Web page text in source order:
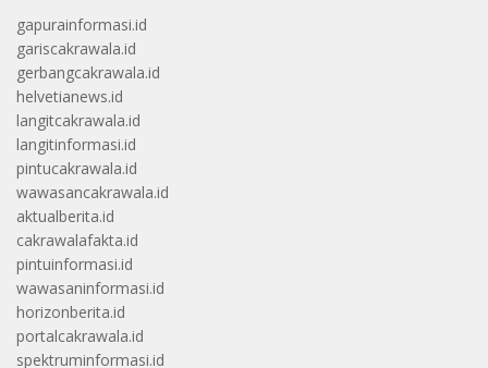
gapurainformasi.id
gariscakrawala.id
gerbangcakrawala.id
helvetianews.id
langitcakrawala.id
langitinformasi.id
pintucakrawala.id
wawasancakrawala.id
aktualberita.id
cakrawalafakta.id
pintuinformasi.id
wawasaninformasi.id
horizonberita.id
portalcakrawala.id
spektruminformasi.id